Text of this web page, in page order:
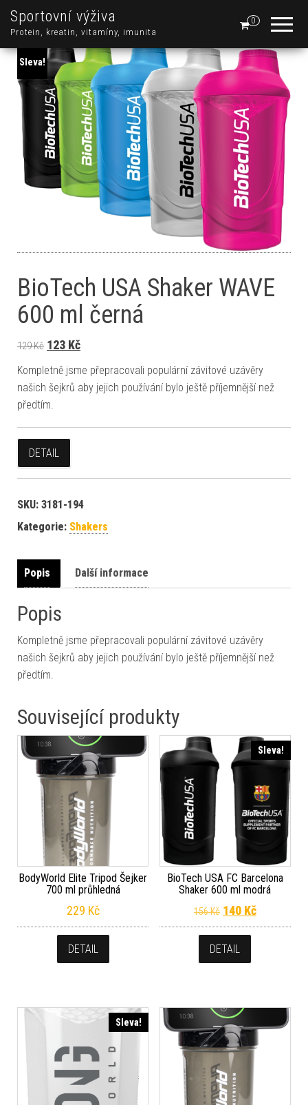
Sportovní výživa
Protein, kreatin, vitamíny, imunita
0
Sleva!
BioTech USA Shaker WAVE
600 ml černá
129Kč Původní cena byla: 129 Kč.
123 KčAktuální cena je: 123 Kč.
Kompletně jsme přepracovali populární závitové uzávěry
našich šejkrů aby jejich používání bylo ještě příjemnější než
předtím.
DETAIL
SKU: 3181-194
Kategorie: Shakers
Popis Další informace
Popis
Kompletně jsme přepracovali populární závitové uzávěry
našich šejkrů aby jejich používání bylo ještě příjemnější než
předtím.
Související produkty
BodyWorld Elite Tripod Šejker
700 ml průhledná
229 Kč
DETAIL
Sleva!
BioTech USA FC Barcelona
Shaker 600 ml modrá
156Kč Původní cena
140 KčAktuální
DETAIL
Sleva!